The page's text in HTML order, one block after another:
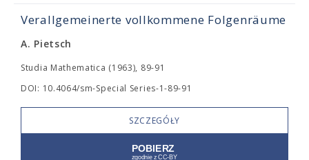
Verallgemeinerte vollkommene Folgenräume
A. Pietsch
Studia Mathematica (1963), 89-91
DOI: 10.4064/sm-Special Series-1-89-91
SZCZEGÓŁY